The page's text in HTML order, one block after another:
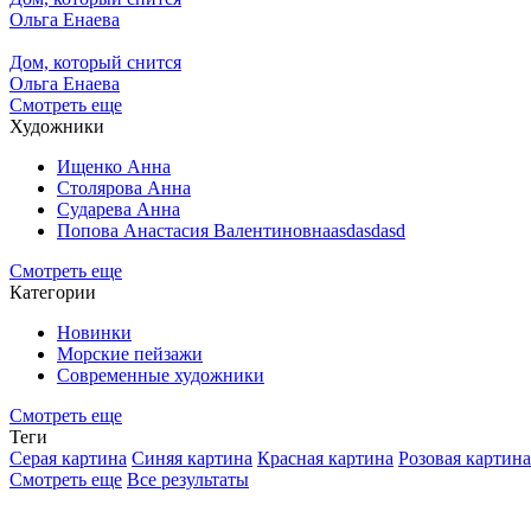
Ольга Енаева
Дом, который снится
Ольга Енаева
Смотреть еще
Художники
Ищенко Анна
Столярова Анна
Сударева Анна
Попова Анастасия Валентиновнаasdasdasd
Смотреть еще
Категории
Новинки
Морские пейзажи
Современные художники
Смотреть еще
Теги
Серая картина Синяя картина Красная картина Розовая картина
Смотреть еще Все результаты